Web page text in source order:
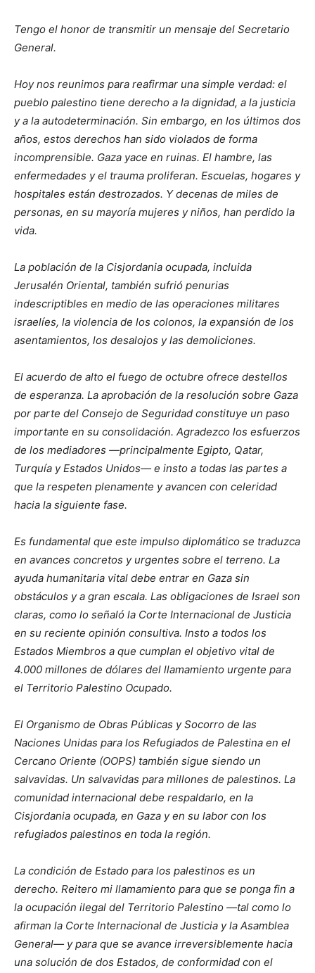
Tengo el honor de transmitir un mensaje del Secretario
General.
Hoy nos reunimos para reafirmar una simple verdad: el
pueblo palestino tiene derecho a la dignidad, a la justicia
y a la autodeterminación. Sin embargo, en los últimos dos
años, estos derechos han sido violados de forma
incomprensible. Gaza yace en ruinas. El hambre, las
enfermedades y el trauma proliferan. Escuelas, hogares y
hospitales están destrozados. Y decenas de miles de
personas, en su mayoría mujeres y niños, han perdido la
vida.
La población de la Cisjordania ocupada, incluida
Jerusalén Oriental, también sufrió penurias
indescriptibles en medio de las operaciones militares
israelíes, la violencia de los colonos, la expansión de los
asentamientos, los desalojos y las demoliciones.
El acuerdo de alto el fuego de octubre ofrece destellos
de esperanza. La aprobación de la resolución sobre Gaza
por parte del Consejo de Seguridad constituye un paso
importante en su consolidación. Agradezco los esfuerzos
de los mediadores —principalmente Egipto, Qatar,
Turquía y Estados Unidos— e insto a todas las partes a
que la respeten plenamente y avancen con celeridad
hacia la siguiente fase.
Es fundamental que este impulso diplomático se traduzca
en avances concretos y urgentes sobre el terreno. La
ayuda humanitaria vital debe entrar en Gaza sin
obstáculos y a gran escala. Las obligaciones de Israel son
claras, como lo señaló la Corte Internacional de Justicia
en su reciente opinión consultiva. Insto a todos los
Estados Miembros a que cumplan el objetivo vital de
4.000 millones de dólares del llamamiento urgente para
el Territorio Palestino Ocupado.
El Organismo de Obras Públicas y Socorro de las
Naciones Unidas para los Refugiados de Palestina en el
Cercano Oriente (OOPS) también sigue siendo un
salvavidas. Un salvavidas para millones de palestinos. La
comunidad internacional debe respaldarlo, en la
Cisjordania ocupada, en Gaza y en su labor con los
refugiados palestinos en toda la región.
La condición de Estado para los palestinos es un
derecho. Reitero mi llamamiento para que se ponga fin a
la ocupación ilegal del Territorio Palestino —tal como lo
afirman la Corte Internacional de Justicia y la Asamblea
General— y para que se avance irreversiblemente hacia
una solución de dos Estados, de conformidad con el